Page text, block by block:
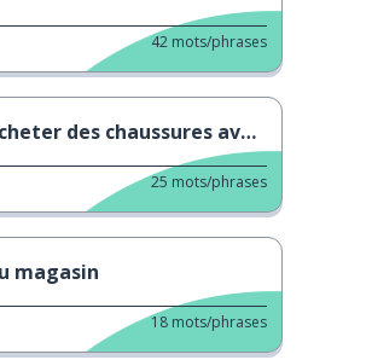
42 mots/phrases
des chaussures avec maman
25 mots/phrases
magasin
18 mots/phrases